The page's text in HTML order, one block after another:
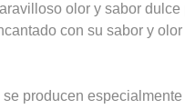
olor y sabor
con su sabor y
producen